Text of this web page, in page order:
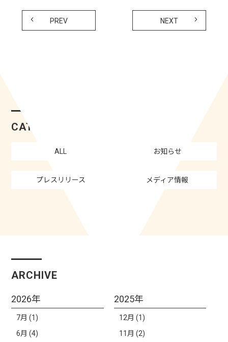
PREV NEXT
CATEGORY
ALL お知らせ
プレスリリース メディア情報
ARCHIVE
2026年
7月 (1)
6月 (4)
2025年
12月 (1)
11月 (2)